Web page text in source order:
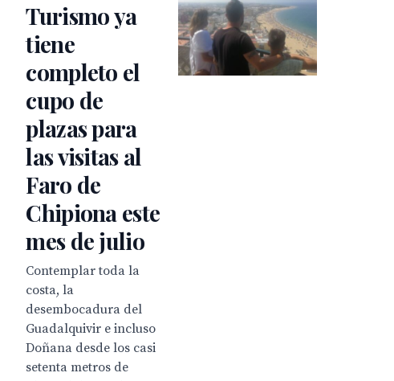
Turismo ya
tiene
completo el
cupo de
plazas para
las visitas al
Faro de
Chipiona este
mes de julio
Contemplar toda la
costa, la
desembocadura del
Guadalquivir e incluso
Doñana desde los casi
setenta metros de